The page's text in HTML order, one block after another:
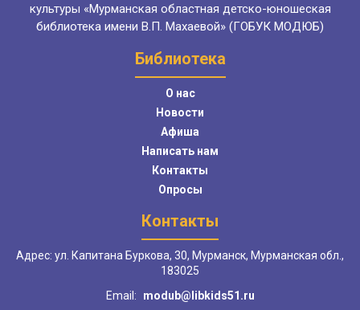
культуры «Мурманская областная детско-юношеская
библиотека имени В.П. Махаевой» (ГОБУК МОДЮБ)
Библиотека
О нас
Новости
Афиша
Написать нам
Контакты
Опросы
Контакты
Адрес: ул. Капитана Буркова, 30, Мурманск, Мурманская обл.,
183025
Email:
modub@libkids51.ru